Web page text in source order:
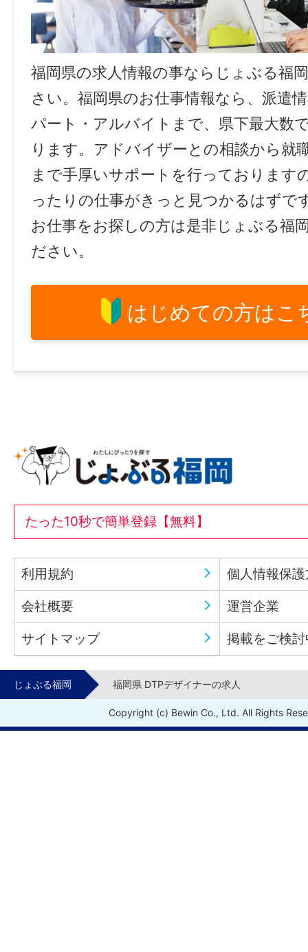
福岡県の求人情報の事ならじょぶる福
さい。福岡県のお仕事情報なら、派遣
パート・アルバイトまで、県下最大数
ります。アドバイザーとの相談から就
まで手厚いサポートを行っております
ったりの仕事がきっと見つかるはずで
お仕事をお探しの方は是非じょぶる福
ださい。
はじめての方はこ
たった10秒で簡単登録【無料】
利用規約 個人情報保
会社概要 運営企業
サイトマップ 掲載をご検
じょぶる福岡 福岡県 DTPデザイナーの求人
Copyright (c) Bewin Co., Ltd. All Rights